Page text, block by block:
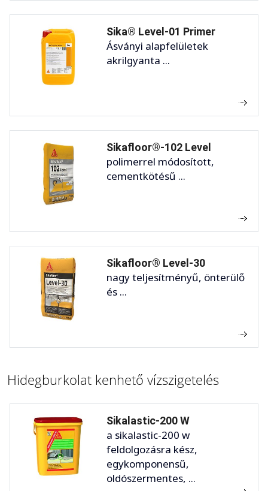
Sika® Level-01 Primer
Ásványi alapfelületek
akrilgyanta ...
Sikafloor®-102 Level
polimerrel módosított,
cementkötésű ...
Sikafloor® Level-30
nagy teljesítményű, önterülő
és ...
Hidegburkolat kenhető vízszigetelés
Sikalastic-200 W
a sikalastic-200 w
feldolgozásra kész,
egykomponensű,
oldószermentes, ...